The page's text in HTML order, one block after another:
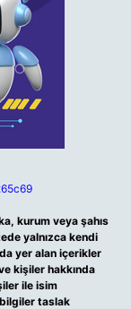
kurum veya şahıs
yalnızca kendi
yer alan içerikler
kişiler hakkında
ile isim
taslak